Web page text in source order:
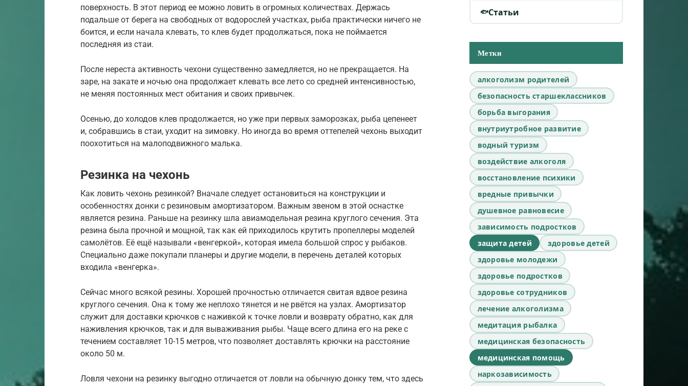
поверхность. В этот период ее можно ловить в огромных количествах. Держась
подальше от берега на свободных от водорослей участках, рыба практически ничего не
боится, и если начала клевать, то клев будет продолжаться, пока не поймается
последняя из стаи.
После нереста активность чехони существенно замедляется, но не прекращается. На
заре, на закате и ночью она продолжает клевать все лето со средней интенсивностью,
не меняя постоянных мест обитания и своих привычек.
Осенью, до холодов клев продолжается, но уже при первых заморозках, рыба цепенеет
и, собравшись в стаи, уходит на зимовку. Но иногда во время оттепелей чехонь выходит
поохотиться на малоподвижного малька.
Резинка на чехонь
Как ловить чехонь резинкой? Вначале следует остановиться на конструкции и
особенностях донки с резиновым амортизатором. Важным звеном в этой оснастке
является резина. Раньше на резинку шла авиамодельная резина круглого сечения. Эта
резина была прочной и мощной, так как ей приходилось крутить пропеллеры моделей
самолётов. Её ещё называли «венгеркой», которая имела большой спрос у рыбаков.
Специально даже покупали планеры и другие модели, в перечень деталей которых
входила «венгерка».
Сейчас много всякой резины. Хорошей прочностью отличается свитая вдвое резина
круглого сечения. Она к тому же неплохо тянется и не рвётся на узлах. Амортизатор
служит для доставки крючков с наживкой к точке ловли и возврату обратно, как для
наживления крючков, так и для вываживания рыбы. Чаще всего длина его на реке с
течением составляет 10-15 метров, что позволяет доставлять крючки на расстояние
около 50 м.
Ловля чехони на резинку выгодно отличается от ловли на обычную донку тем, что здесь
Статьи
Метки
алкоголизм родителей
безопасность старшеклассников
борьба выгорания
внутриутробное развитие
водный туризм
воздействие алкоголя
восстановление психики
вредные привычки
душевное равновесие
зависимость подростков
защита детей
здоровье детей
здоровье молодежи
здоровье подростков
здоровье сотрудников
лечение алкоголизма
медитация рыбалка
медицинская безопасность
медицинская помощь
наркозависимость